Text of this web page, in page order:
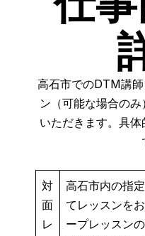
高石市でのDTM講
ン（可能な場合の
いただきます。具
対
面
レ
高石市内の指
てレッスンを
ープレッスン